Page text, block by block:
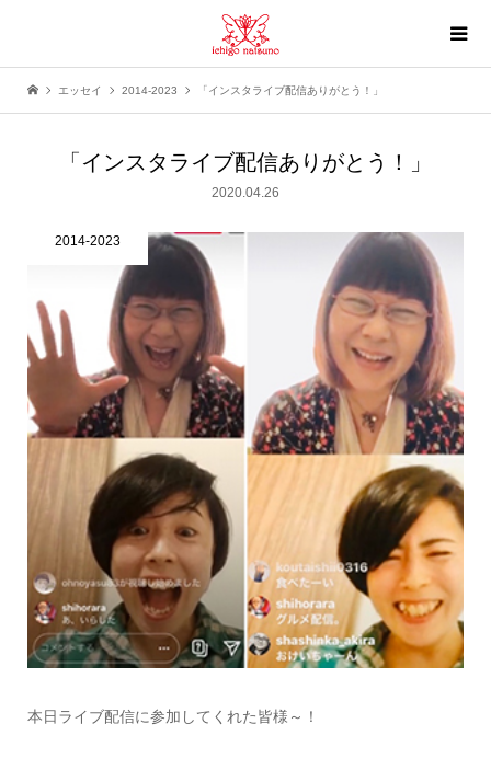
エッセイ 2014-2023 「インスタライブ配信ありがとう！」
「インスタライブ配信ありがとう！」
2020.04.26
2014-2023
本日ライブ配信に参加してくれた皆様～！